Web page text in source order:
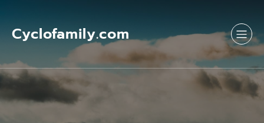
Cyclofamily.com